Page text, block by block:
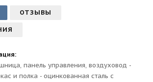
ОТЗЫВЫ
панель управления, воздуховод -
и полка - оцинкованная сталь с